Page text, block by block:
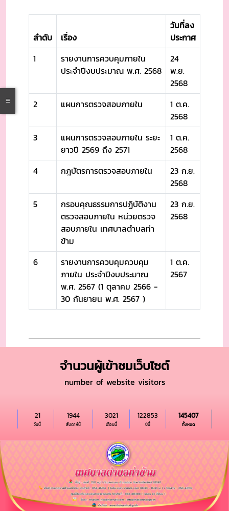
ลำดับ เรื่อง
วันที่ลง
ประกาศ
1
รายงานการควบคุมภายใน
ประจำปีงบประมาณ พ.ศ. 2568
24
พ.ย.
2568
2
แผนการตรวจสอบภายใน
1 ต.ค.
2568
3
แผนการตรวจสอบภายใน ระยะ
ยาวปี 2569 ถึง 2571
1 ต.ค.
2568
4
กฎบัตรการตรวจสอบภายใน
23 ก.ย.
2568
5
กรอบคุณธรรมการปฏิบัติงาน
ตรวจสอบภายใน หน่วยตรวจ
สอบภายใน เทศบาลตำบลท่า
ข้าม
23 ก.ย.
2568
6
รายงานการควบคุมควบคุม
ภายใน ประจำปีงบประมาณ
พ.ศ. 2567 (1 ตุลาคม 2566 -
30 กันยายน พ.ศ. 2567 )
1 ต.ค.
2567
จำนวนผู้เข้าชมเว็บไซต์
number of website visitors
วันนี้
21
สัปดาห์นี้
1944
เดือนนี้
3021
ปีนี้
122853
ทั้งหมด
145407